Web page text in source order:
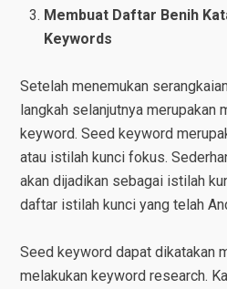
Membuat Daftar Benih
Keywords
Setelah menemukan
langkah selanjutnya merupakan
keyword. Seed keyword
atau istilah kunci fokus.
akan dijadikan sebagai istilah
daftar istilah kunci yang telah
Seed keyword dapat dikatakan
melakukan keyword research.